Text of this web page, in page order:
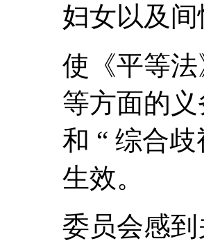
妇女以及
使《平等
等方面的
和 “ 综合
生效。
委员会感